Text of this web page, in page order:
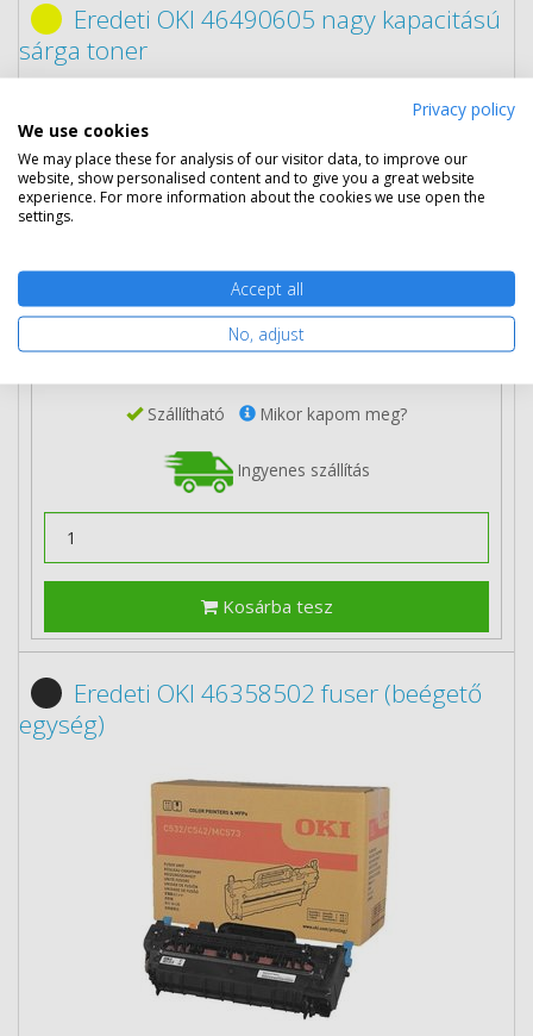
Eredeti OKI 46490605 nagy kapacitású
sárga toner
Több darabos ár
96 490 Ft (bruttó 122 542 Ft) / db
Szállítható Mikor kapom meg?
Ingyenes szállítás
Kosárba tesz
Eredeti OKI 46358502 fuser (beégető
egység)
Privacy policy
We use cookies
We may place these for analysis of our visitor data, to improve our
website, show personalised content and to give you a great website
experience. For more information about the cookies we use open the
settings.
Accept all
No, adjust